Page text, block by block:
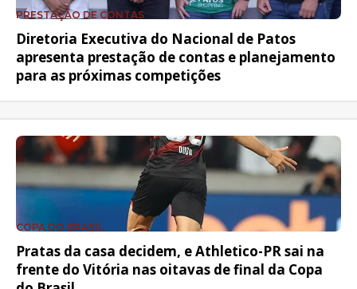
PRESTAÇÃO DE CONTAS
Diretoria Executiva do Nacional de Patos
apresenta prestação de contas e planejamento
para as próximas competições
COPA DO BRASIL
Pratas da casa decidem, e Athletico-PR sai na
frente do Vitória nas oitavas de final da Copa